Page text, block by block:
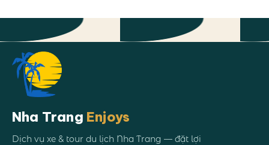
Nha Trang Enjoys
Dịch vụ xe & tour du lịch Nha Trang — đặt lợi